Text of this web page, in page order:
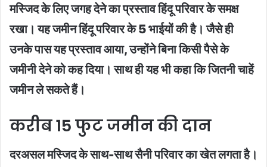
मस्जिद के लिए जगह देने का प्रस्ताव हिंदू परिवार के समक्ष
रखा। यह जमीन हिंदू परिवार के 5 भाईयों की है। जैसे ही
उनके पास यह प्रस्ताव आया, उन्होंने बिना किसी पैसे के
जमीनी देने को कह दिया। साथ ही यह भी कहा कि जितनी चाहें
जमीन ले सकते हैं।
करीब 15 फुट जमीन की दान
दरअसल मस्जिद के साथ-साथ सैनी परिवार का खेत लगता है।